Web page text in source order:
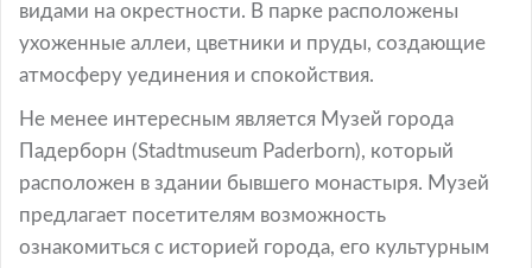
видами на окрестности. В парке расположены
ухоженные аллеи, цветники и пруды, создающие
атмосферу уединения и спокойствия.
Не менее интересным является Музей города
Падерборн (Stadtmuseum Paderborn), который
расположен в здании бывшего монастыря. Музей
предлагает посетителям возможность
ознакомиться с историей города, его культурным